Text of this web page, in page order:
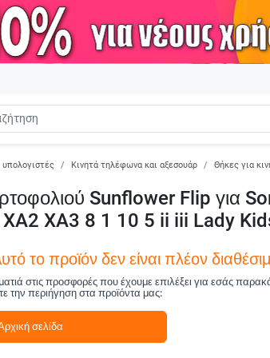
Κινητά τηλέφωνα και αξεσουάρ Θήκες για
Sunflower Flip για
XA3 8 1 10 5 ii iii Lady
το προϊόν δεν είναι πλέον
στις προσφορές που έχουμε επιλέξει για εσάς
την περιήγηση στα προϊόντα μας:
σελίδα